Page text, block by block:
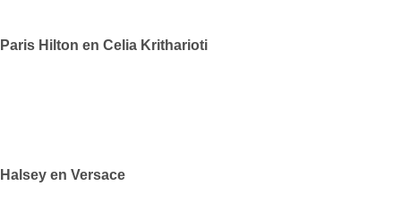
Paris Hilton en Celia Kritharioti
Halsey en Versace